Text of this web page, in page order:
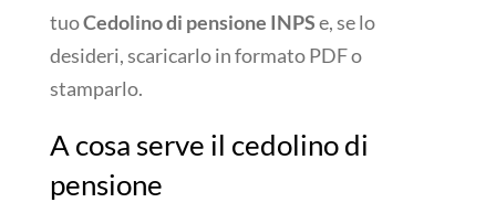
tuoCedolino di pensione INPSe, se lo
desideri, scaricarlo in formato PDF o
stamparlo.
A cosa serve il cedolino di
pensione